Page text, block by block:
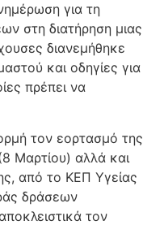
για τη
στη διατήρηση μιας
διανεμήθηκε
και οδηγίες για
πρέπει να
τον εορτασμό της
Μαρτίου) αλλά και
από το ΚΕΠ Υγείας
δράσεων
τον